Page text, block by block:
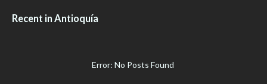
Recent in Antioquía
Error: No Posts Found